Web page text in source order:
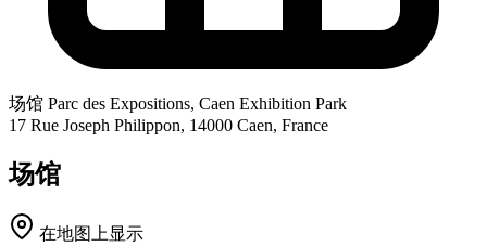
场馆 Parc des Expositions, Caen Exhibition Park
17 Rue Joseph Philippon, 14000 Caen, France
场馆
在地图上显示